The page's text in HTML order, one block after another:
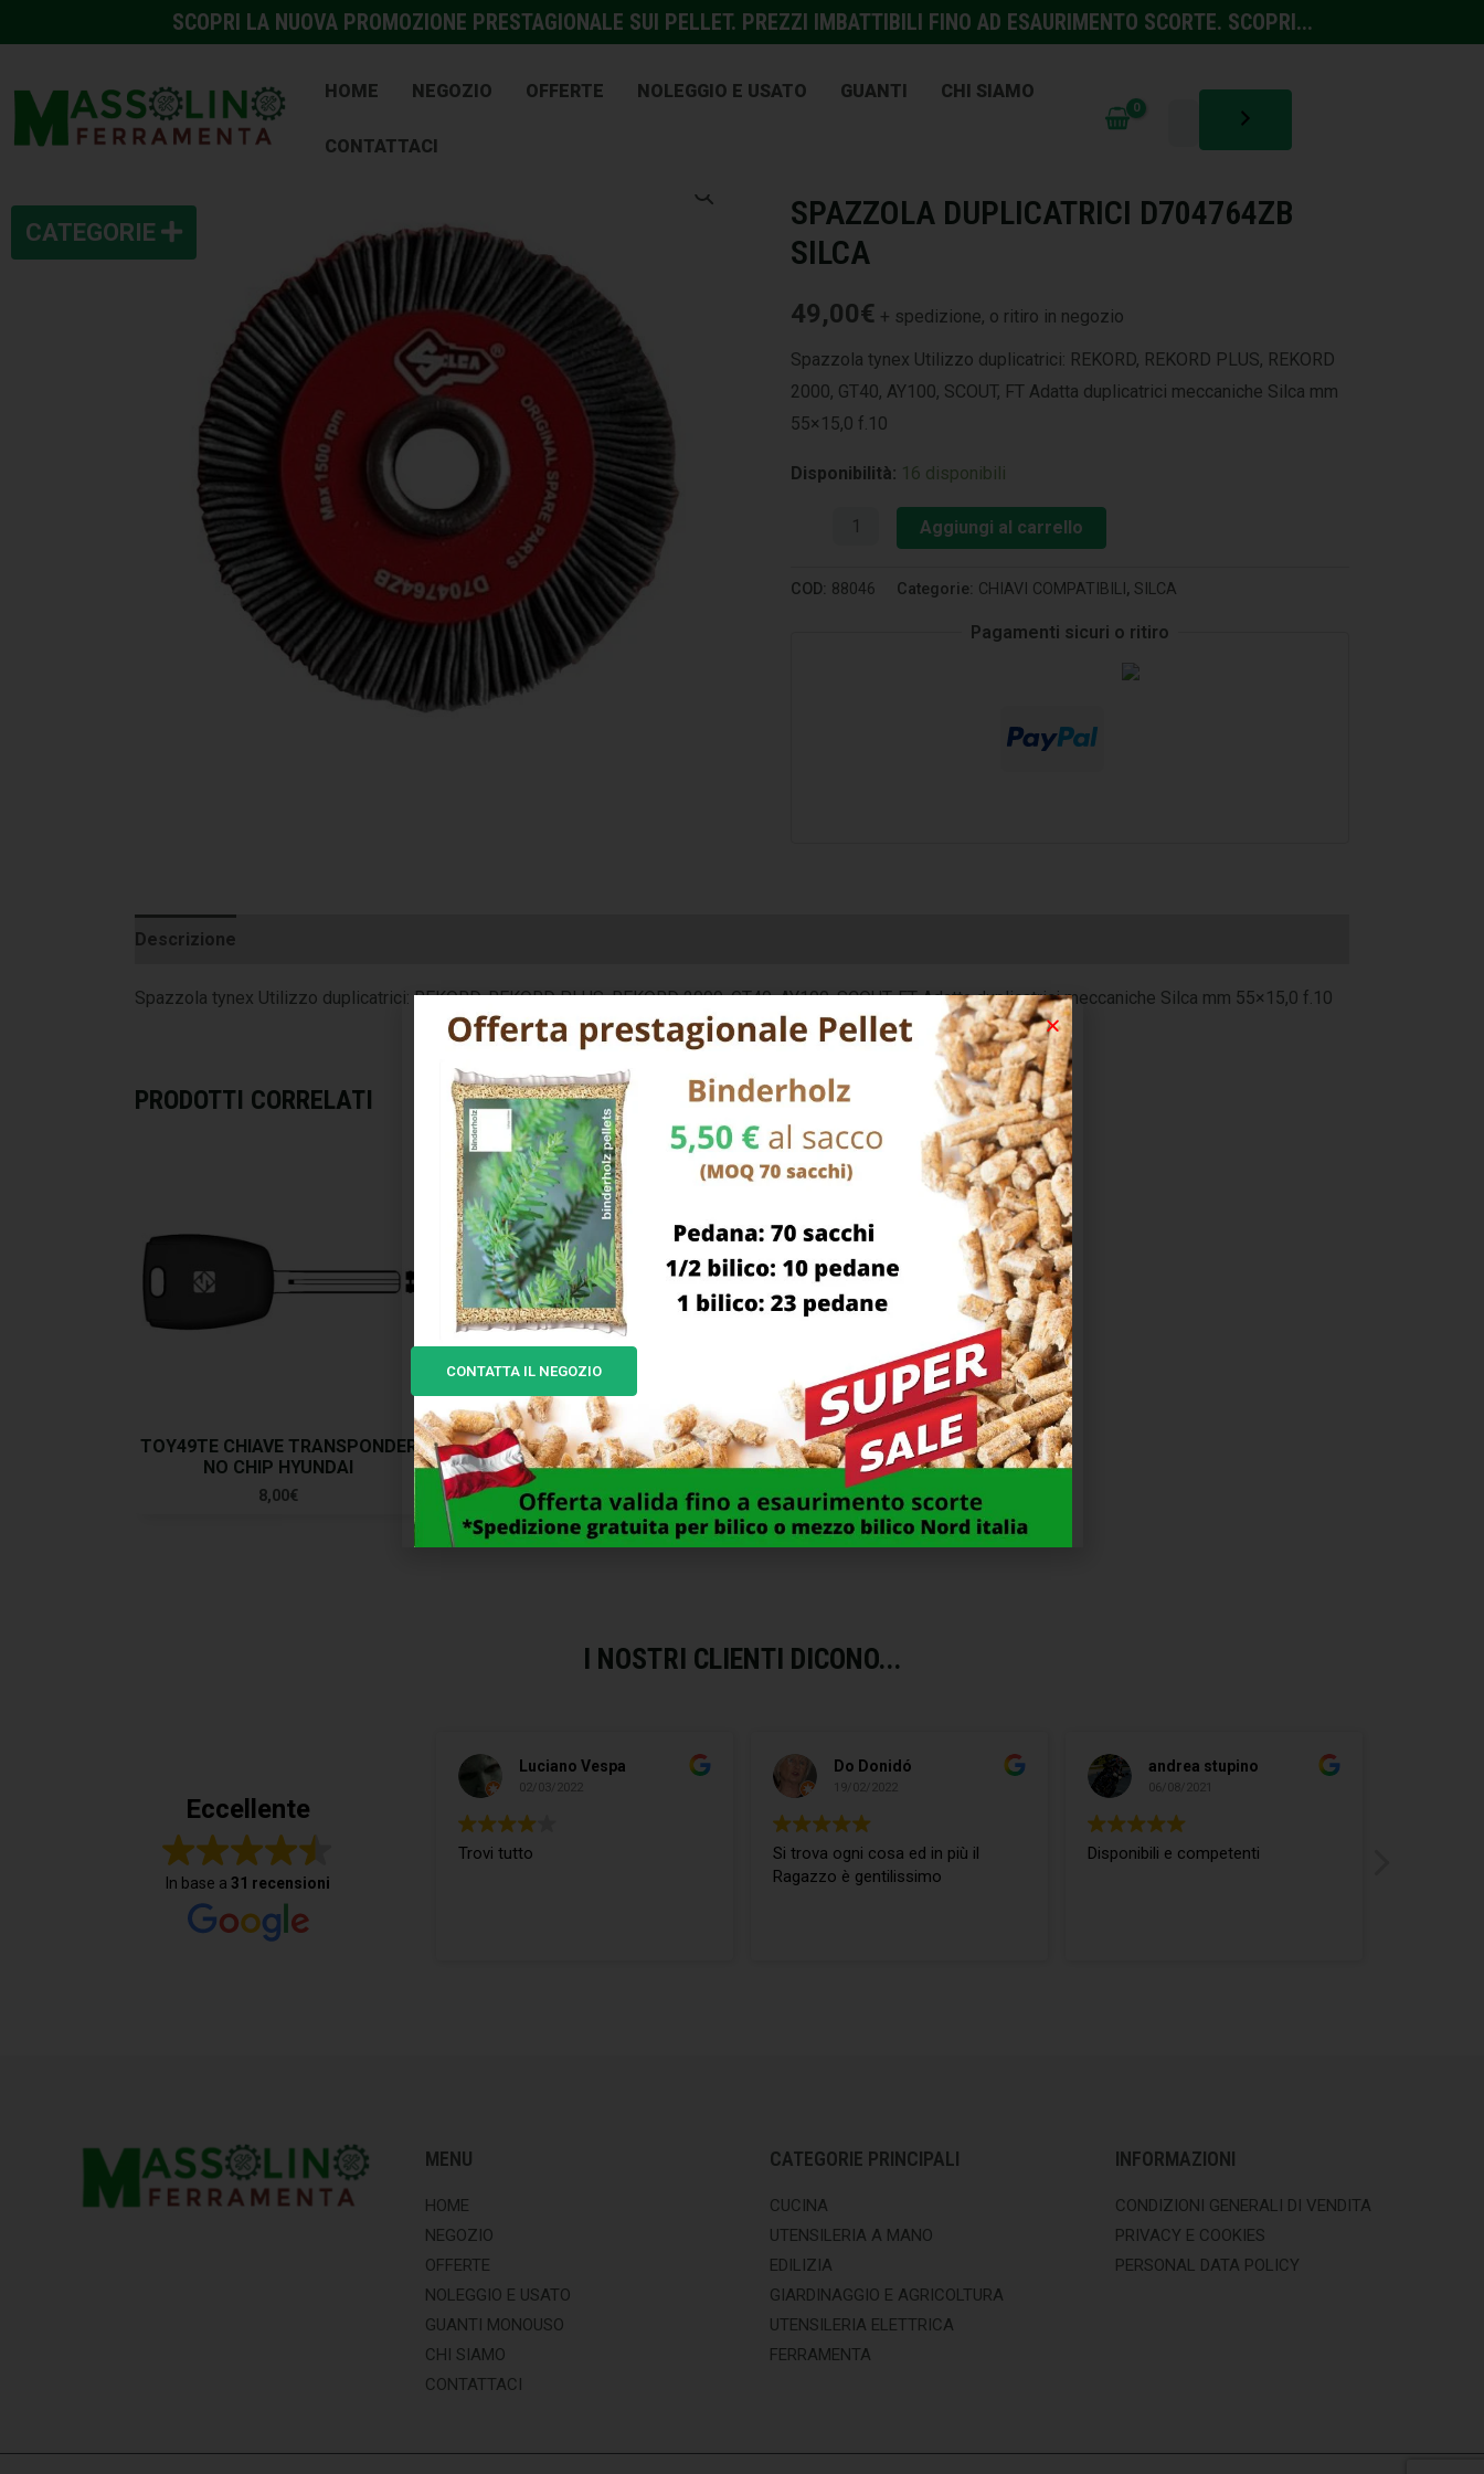
SCOPRI LA NUOVA PROMOZIONE PRESTAGIONALE SUI PELLET. PREZZI IMBATTIBILI FINO AD ESAURIMENTO SCORTE. SCOPRI...
HOME NEGOZIO OFFERTE NOLEGGIO E USATO GUANTI CHI SIAMO
CONTATTACI
SPAZZOLA DUPLICATRICI D704764ZB
SILCA
49,00€ + spedizione, o ritiro in negozio
Spazzola tynex Utilizzo duplicatrici: REKORD, REKORD PLUS, REKORD
2000, GT40, AY100, SCOUT, FT Adatta duplicatrici meccaniche Silca mm
55×15,0 f.10
Disponibilità: 16 disponibili
Aggiungi al carrello
COD: 88046 Categorie: CHIAVI COMPATIBILI , SILCA
Pagamenti sicuri o ritiro
Descrizione
Spazzola tynex Utilizzo duplicatrici: REKORD, REKORD PLUS, REKORD 2000, GT40, AY100, SCOUT, FT Adatta duplicatrici meccaniche Silca mm 55×15,0 f.10
PRODOTTI CORRELATI
TOY49TE CHIAVE TRANSPONDER
NO CHIP HYUNDAI
8,00€
GT10BTE CHIAVE TRANSPONDER
NO CHIP FIAT
8,00€
PORTACHIAVI ANELLO
MOSCHETTONE MINI PZ 12 GEIT
10,00€
I NOSTRI CLIENTI DICONO...
Eccellente
In base a 31 recensioni
Luciano Vespa
02/03/2022
Trovi tutto
Do Donidó
19/02/2022
Si trova ogni cosa ed in più il
Ragazzo è gentilissimo
andrea stupino
06/08/2021
Disponibili e competenti
MENU
HOME
NEGOZIO
OFFERTE
NOLEGGIO E USATO
GUANTI MONOUSO
CHI SIAMO
CONTATTACI
CATEGORIE PRINCIPALI
CUCINA
UTENSILERIA A MANO
EDILIZIA
GIARDINAGGIO E AGRICOLTURA
UTENSILERIA ELETTRICA
FERRAMENTA
INFORMAZIONI
CONDIZIONI GENERALI DI VENDITA
PRIVACY E COOKIES
PERSONAL DATA POLICY
CONTATTA IL NEGOZIO